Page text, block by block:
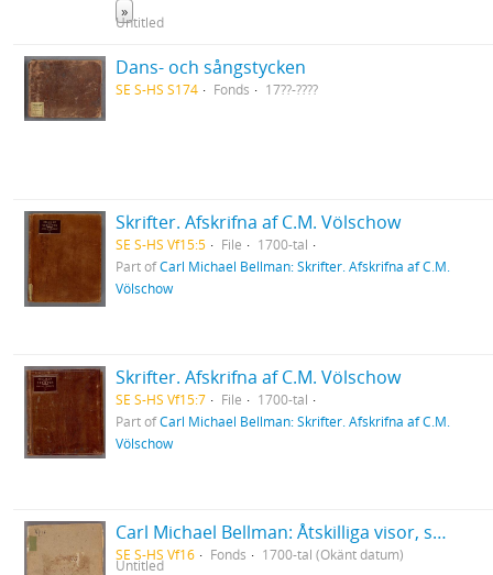
»
Untitled
Dans- och sångstycken
SE S-HS S174 Fonds 17??-????
Skrifter. Afskrifna af C.M. Völschow
SE S-HS Vf15:5 File
1700-tal
Part ofCarl Michael Bellman: Skrifter. Afskrifna af C.M.
Völschow
Skrifter. Afskrifna af C.M. Völschow
SE S-HS Vf15:7 File
1700-tal
Part ofCarl Michael Bellman: Skrifter. Afskrifna af C.M.
Völschow
Carl Michael Bellman: Åtskilliga visor, samt en del af dess Fredmans epistlar
SE S-HS Vf16 Fonds 1700-tal (Okänt datum)
Untitled